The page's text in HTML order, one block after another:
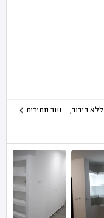
(ללא בידוד,
עוד מחירים